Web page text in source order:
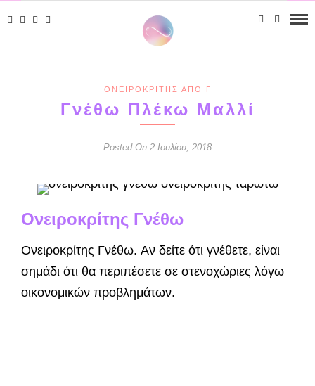
ΟΝΕΙΡΟΚΡΊΤΗΣ ΑΠΌ Γ
Γνέθω Πλέκω Μαλλί
Posted On 2 Ιουλίου, 2018
Ονειροκρίτης Γνέθω
Ονειροκρίτης Γνέθω. Αν δείτε ότι γνέθετε, είναι
σημάδι ότι θα περιπέσετε σε στενοχώριες λόγω
οικονομικών προβλημάτων.